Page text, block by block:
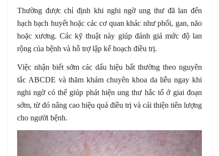
Thường được chỉ định khi nghi ngờ ung thư đã lan đến
hạch bạch huyết hoặc các cơ quan khác như phổi, gan, não
hoặc xương. Các kỹ thuật này giúp đánh giá mức độ lan
rộng của bệnh và hỗ trợ lập kế hoạch điều trị.
Việc nhận biết sớm các dấu hiệu bất thường theo nguyên
tắc ABCDE và thăm khám chuyên khoa da liễu ngay khi
nghi ngờ có thể giúp phát hiện ung thư hắc tố ở giai đoạn
sớm, từ đó nâng cao hiệu quả điều trị và cải thiện tiên lượng
cho người bệnh.